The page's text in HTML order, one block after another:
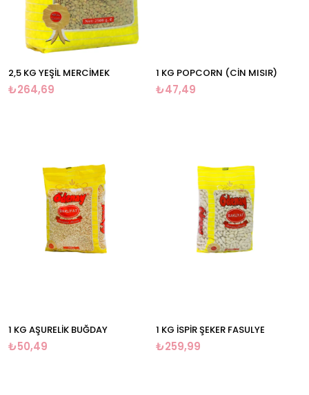
2,5 KG YEŞİL MERCİMEK
₺264,69
1 KG POPCORN (CİN MISIR)
₺47,49
1 KG AŞURELİK BUĞDAY
₺50,49
1 KG İSPİR ŞEKER FASULYE
₺259,99